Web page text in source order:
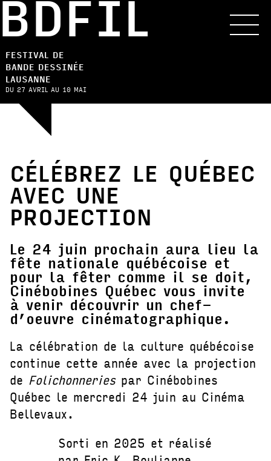
FESTIVAL DE
BANDE DESSINÉE
LAUSANNE
DU 27 AVRIL AU 10 MAI
CÉLÉBREZ LE QUÉBEC
AVEC UNE
PROJECTION
Le 24 juin prochain aura lieu la
fête nationale québécoise et
pour la fêter comme il se doit,
Cinébobines Québec vous invite
à venir découvrir un chef-
d’oeuvre cinématographique.
La célébration de la culture québécoise
continue cette année avec la projection
de Folichonneriespar Cinébobines
Québec le mercredi 24 juin au Cinéma
Bellevaux.
Sorti en 2025 et réalisé